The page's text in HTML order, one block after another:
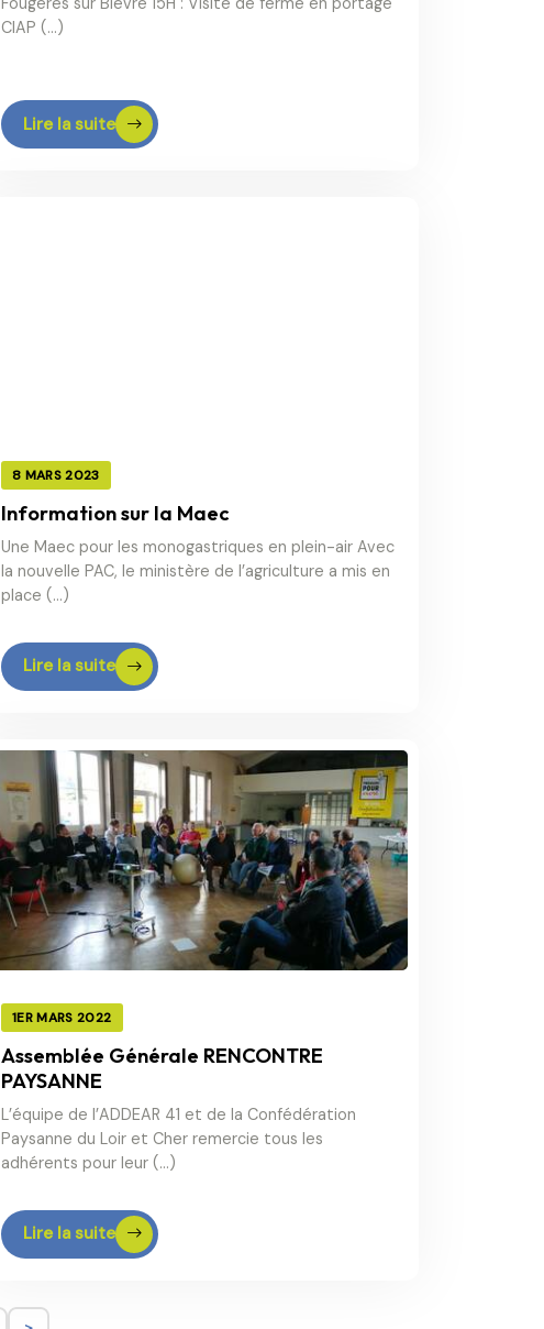
CIAP (…)
Lire la suite
8 MARS 2023
Information sur la Maec
Une Maec pour les monogastriques en plein-air Avec
la nouvelle PAC, le ministère de l’agriculture a mis en
place (…)
Lire la suite
1ER MARS 2022
Assemblée Générale RENCONTRE
PAYSANNE
L’équipe de l’ADDEAR 41 et de la Confédération
Paysanne du Loir et Cher remercie tous les
adhérents pour leur (…)
Lire la suite